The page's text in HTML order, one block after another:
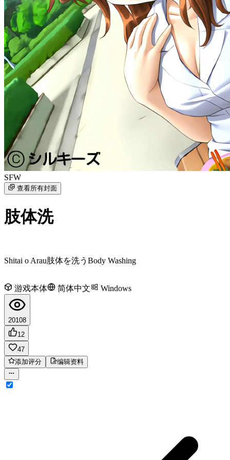
SFW
查看所有封面
肢体洗
Shitai o Arau肢体を洗う Body Washing
游戏本体 简体中文 Windows
20108
12
47
添加评分
编辑资料